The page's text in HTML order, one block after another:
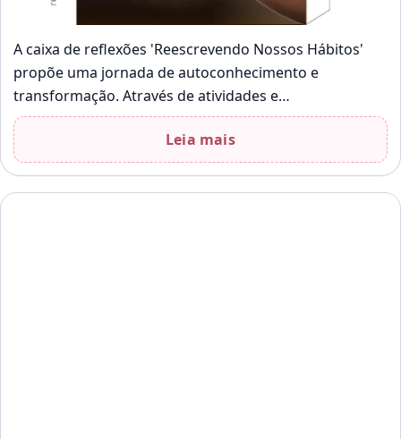
A caixa de reflexões 'Reescrevendo Nossos Hábitos'
propõe uma jornada de autoconhecimento e
transformação. Através de atividades e
questionamentos, os participantes são incentivados a
refletir sobre seus hábitos…
Leia mais